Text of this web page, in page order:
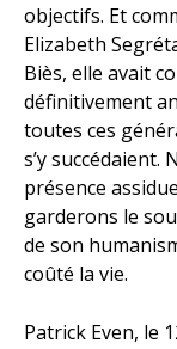
objectifs. Et
Elizabeth
Biès, elle avait
définitivement
toutes ces
s’y
présence
garderons le
de son
coûté la vie.
Patrick Even, le